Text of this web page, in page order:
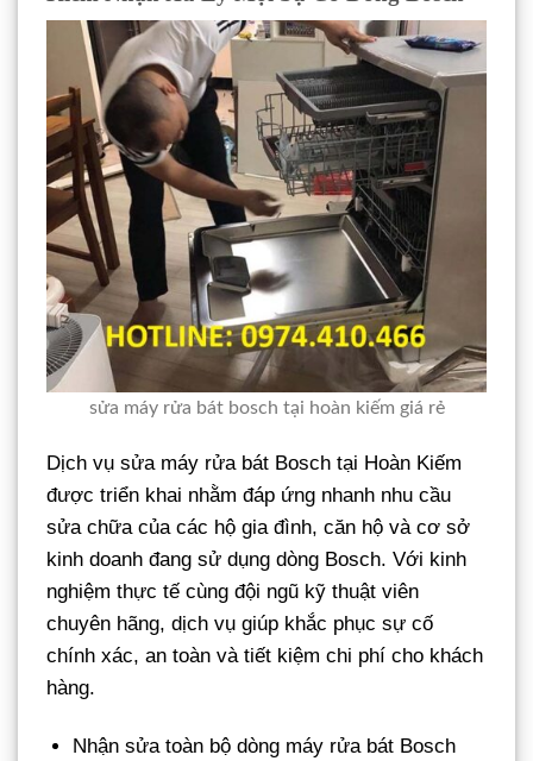
sửa máy rửa bát bosch tại hoàn kiếm giá rẻ
Dịch vụ sửa máy rửa bát Bosch tại Hoàn Kiếm
được triển khai nhằm đáp ứng nhanh nhu cầu
sửa chữa của các hộ gia đình, căn hộ và cơ sở
kinh doanh đang sử dụng dòng Bosch. Với kinh
nghiệm thực tế cùng đội ngũ kỹ thuật viên
chuyên hãng, dịch vụ giúp khắc phục sự cố
chính xác, an toàn và tiết kiệm chi phí cho khách
hàng.
Nhận sửa toàn bộ dòng máy rửa bát Bosch